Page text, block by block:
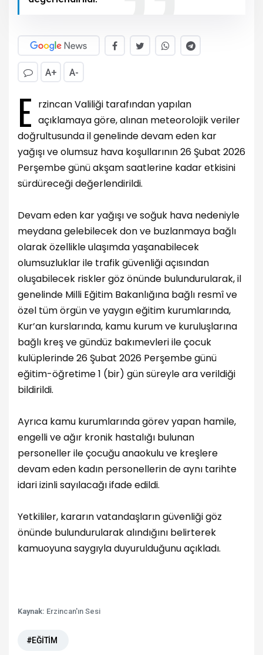
A+ A-
E rzincan Valiliği tarafından yapılan
açıklamaya göre, alınan meteorolojik veriler
doğrultusunda il genelinde devam eden kar
yağışı ve olumsuz hava koşullarının 26 Şubat 2026
Perşembe günü akşam saatlerine kadar etkisini
sürdüreceği değerlendirildi.
Devam eden kar yağışı ve soğuk hava nedeniyle
meydana gelebilecek don ve buzlanmaya bağlı
olarak özellikle ulaşımda yaşanabilecek
olumsuzluklar ile trafik güvenliği açısından
oluşabilecek riskler göz önünde bulundurularak, il
genelinde Milli Eğitim Bakanlığına bağlı resmî ve
özel tüm örgün ve yaygın eğitim kurumlarında,
Kur’an kurslarında, kamu kurum ve kuruluşlarına
bağlı kreş ve gündüz bakımevleri ile çocuk
kulüplerinde 26 Şubat 2026 Perşembe günü
eğitim-öğretime 1 (bir) gün süreyle ara verildiği
bildirildi.
Ayrıca kamu kurumlarında görev yapan hamile,
engelli ve ağır kronik hastalığı bulunan
personeller ile çocuğu anaokulu ve kreşlere
devam eden kadın personellerin de aynı tarihte
idari izinli sayılacağı ifade edildi.
Yetkililer, kararın vatandaşların güvenliği göz
önünde bulundurularak alındığını belirterek
kamuoyuna saygıyla duyurulduğunu açıkladı.
Kaynak: Erzincan'ın Sesi
#EĞİTİM